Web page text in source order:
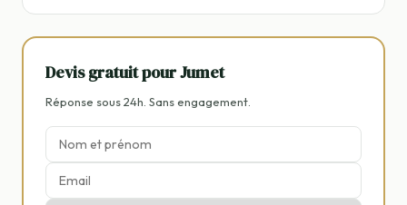
Devis gratuit pour Jumet
Réponse sous 24h. Sans engagement.